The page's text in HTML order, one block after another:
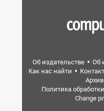
Об издательстве Об
Как нас найти
Политика
Change